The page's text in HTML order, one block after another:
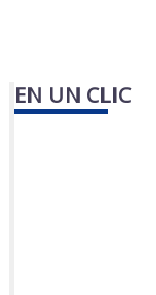
EN UN CLIC